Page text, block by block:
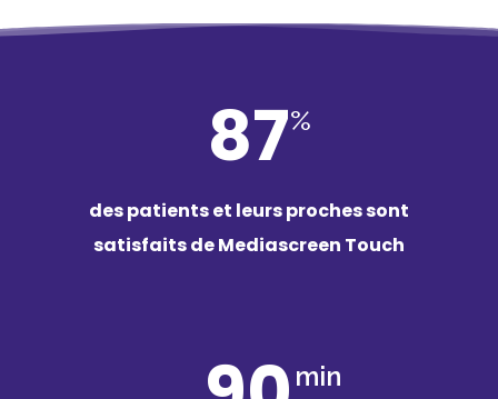
87%
des patients et leurs proches sont
satisfaits de Mediascreen Touch
min